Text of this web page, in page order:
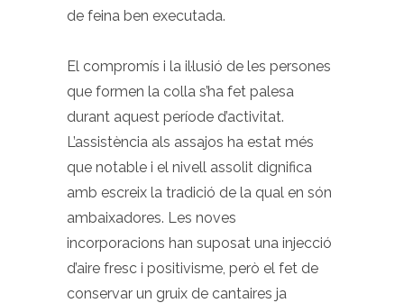
de feina ben executada.
El compromís i la il·lusió de les persones
que formen la colla s’ha fet palesa
durant aquest període d’activitat.
L’assistència als assajos ha estat més
que notable i el nivell assolit dignifica
amb escreix la tradició de la qual en són
ambaixadores. Les noves
incorporacions han suposat una injecció
d’aire fresc i positivisme, però el fet de
conservar un gruix de cantaires ja